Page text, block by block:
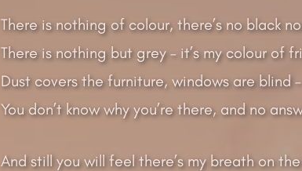
There is nothing of colour, there’s no black
There is nothing but grey – it’s my colour of
Dust covers the furniture, windows are blind –
You don’t know why you’re there, and no
And still you will feel there’s my breath on